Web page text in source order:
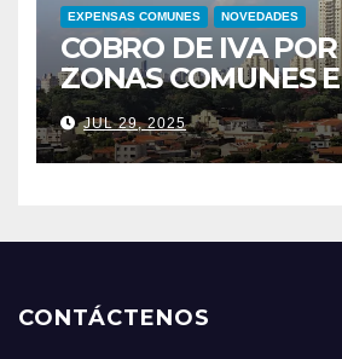
EXPENSAS COMUNES NOVEDADES
COBRO DE IVA
ZONAS COMUNES
CONJUNTOS
JUL 29, 2025
CONTÁCTENOS